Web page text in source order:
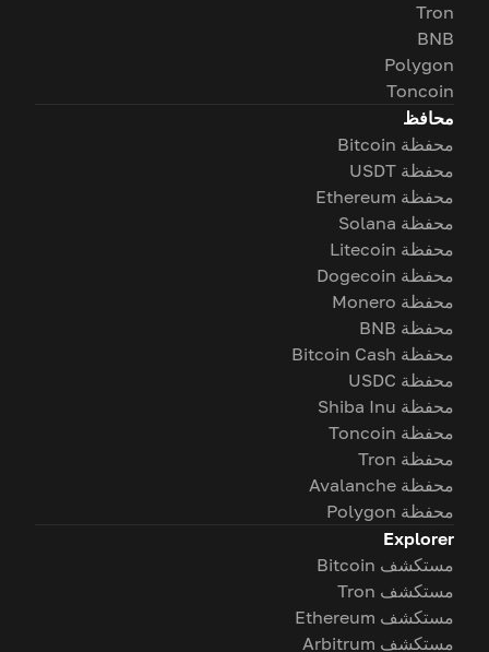
Tron
BNB
Polygon
Toncoin
محافظ
محفظة Bitcoin
محفظة USDT
محفظة Ethereum
محفظة Solana
محفظة Litecoin
محفظة Dogecoin
محفظة Monero
محفظة BNB
محفظة Bitcoin Cash
محفظة USDC
محفظة Shiba Inu
محفظة Toncoin
محفظة Tron
محفظة Avalanche
محفظة Polygon
Explorer
مستكشف Bitcoin
مستكشف Tron
مستكشف Ethereum
مستكشف Arbitrum